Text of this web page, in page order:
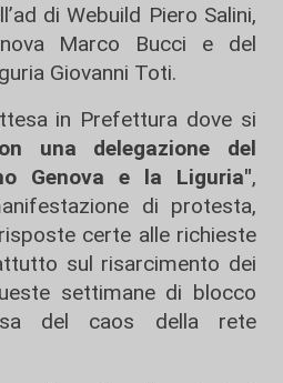
di Webuild Piero Salini,
Marco Bucci e del
Giovanni Toti.
in Prefettura dove si
una delegazione del
Genova e la Liguria",
di protesta,
certe alle richieste
sul risarcimento dei
settimane di blocco
del caos della rete